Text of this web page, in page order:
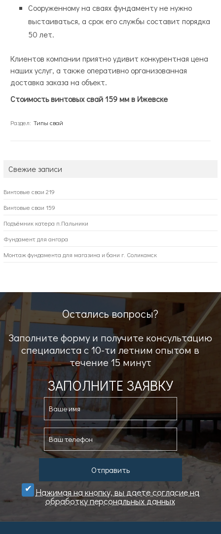
Сооруженному на сваях фундаменту не нужно
выстаиваться, а срок его службы составит порядка
50 лет.
Клиентов компании приятно удивит конкурентная цена
наших услуг, а также оперативно организованная
доставка заказа на объект.
Стоимость винтовых свай 159 мм в Ижевске
Раздел: Типы свай
Свежие записи
Винтовые сваи 219
Винтовые сваи 159
Подъёмник катера п.Пальники
Фундамент для ангара
Монтаж фундамента для магазина и бани г. Соликамск
Остались вопросы?
Заполните форму и получите консультацию
специалиста с 10-ти летним опытом в
течение 15 минут
ЗАПОЛНИТЕ ЗАЯВКУ
Отправить
Нажимая на кнопку, вы даете cогласие на
обработку персональных данных